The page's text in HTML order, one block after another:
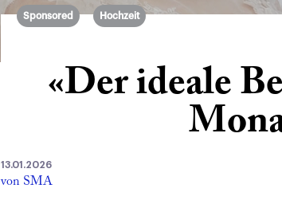
Sponsored Hochzeit
«Der ideale
13.01.2026
von SMA